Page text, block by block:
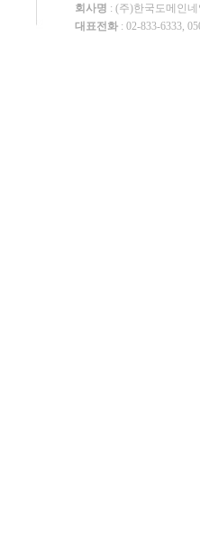
회사명 : (주)한국도메인
대표전화 : 02-833-6333,